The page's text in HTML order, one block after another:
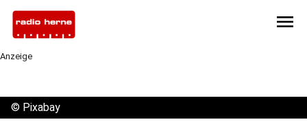
menu
Anzeige
© Pixabay